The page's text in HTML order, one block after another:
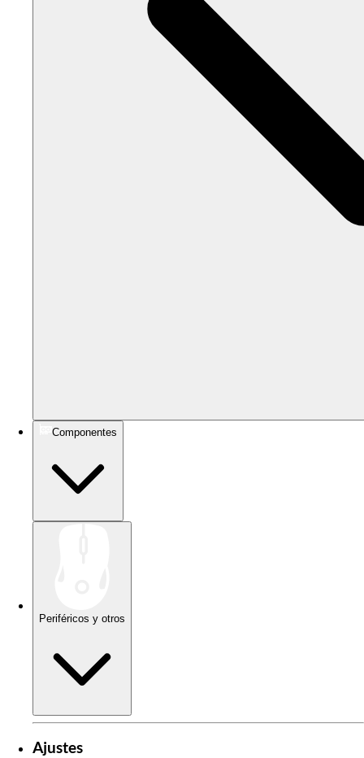
Componentes
Periféricos y otros
Ajustes